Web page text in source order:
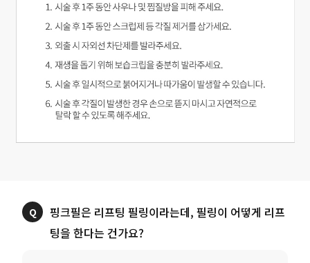
핑크필은 리프팅 필링이라는데, 필링이 어떻게 리프
팅을 한다는 건가요?